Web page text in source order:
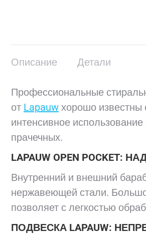
Описание Детали
Профессиональные
от Lapauw хорошо известны
интенсивное
прачечных.
LAPAUW OPEN POCKET:
Внутренний и внешний
нержавеющей стали.
позволяет с легкостью
ПОДВЕСКА LAPAUW: